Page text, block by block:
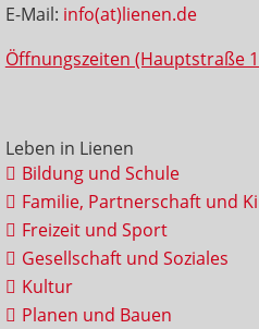
E-Mail: info(at)lienen.de
Öffnungszeiten (Hauptstraße
Leben in Lienen
Bildung und Schule
Familie, Partnerschaft und
Freizeit und Sport
Gesellschaft und Soziales
Kultur
Planen und Bauen